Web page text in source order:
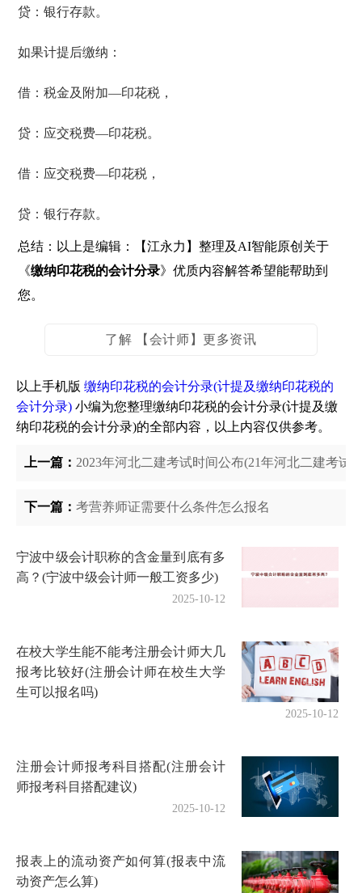
贷：银行存款。
如果计提后缴纳：
借：税金及附加—印花税，
贷：应交税费—印花税。
借：应交税费—印花税，
贷：银行存款。
总结：以上是编辑：【江永力】整理及AI智能原创关于
《缴纳印花税的会计分录》优质内容解答希望能帮助到
您。
了解 【会计师】更多资讯
以上手机版 缴纳印花税的会计分录(计提及缴纳印花税的
会计分录) 小编为您整理缴纳印花税的会计分录(计提及缴
纳印花税的会计分录)的全部内容，以上内容仅供参考。
上一篇： 2023年河北二建考试时间公布(21年河北二建考试
下一篇： 考营养师证需要什么条件怎么报名
宁波中级会计职称的含金量到底有多
高？(宁波中级会计师一般工资多少)
2025-10-12
在校大学生能不能考注册会计师大几
报考比较好(注册会计师在校生大学
生可以报名吗)
2025-10-12
注册会计师报考科目搭配(注册会计
师报考科目搭配建议)
2025-10-12
报表上的流动资产如何算(报表中流
动资产怎么算)